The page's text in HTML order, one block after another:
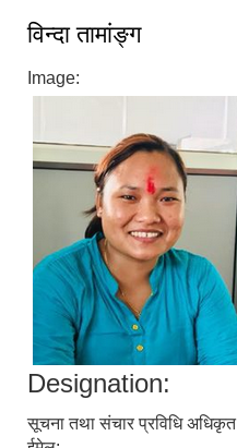
विन्दा तामांङ्ग
Image:
Designation:
सूचना तथा संचार प्रविधि अधिकृत